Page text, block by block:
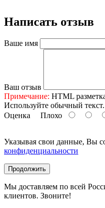
Написать отзыв
Ваше имя
Ваш отзыв
Примечание: HTML
Используйте обычный текст.
Оценка Плохо
Указывая свои данные, Вы
конфиденциальности
Продолжить
Мы доставляем по всей
клиентов. Звоните!